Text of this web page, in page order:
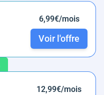
6,99€/mois
Voir l'offre
12,99€/mois